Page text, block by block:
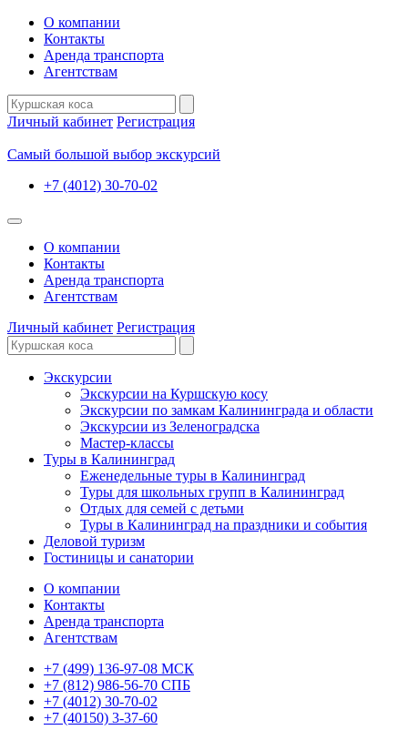
О компании
Контакты
Аренда транспорта
Агентствам
Личный кабинет Регистрация
Самый большой выбор экскурсий
+7 (4012) 30-70-02
О компании
Контакты
Аренда транспорта
Агентствам
Личный кабинет Регистрация
Экскурсии
Экскурсии на Куршскую косу
Экскурсии по замкам Калининграда и области
Экскурсии из Зеленоградска
Мастер-классы
Туры в Калининград
Еженедельные туры в Калининград
Туры для школьных групп в Калининград
Отдых для семей с детьми
Туры в Калининград на праздники и события
Деловой туризм
Гостиницы и санатории
О компании
Контакты
Аренда транспорта
Агентствам
+7 (499) 136-97-08 МСК
+7 (812) 986-56-70 СПБ
+7 (4012) 30-70-02
+7 (40150) 3-37-60